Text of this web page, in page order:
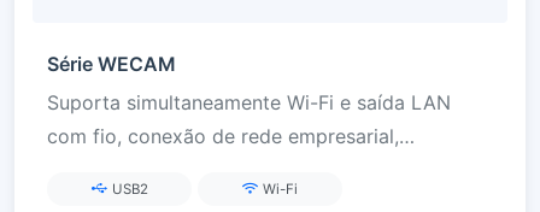
Série WECAM
Suporta simultaneamente Wi-Fi e saída LAN
com fio, conexão de rede empresarial,
USB2 Wi-Fi